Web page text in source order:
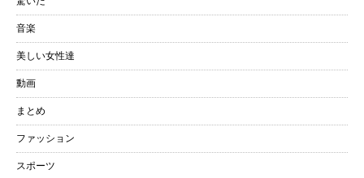
音楽
美しい女性達
動画
まとめ
ファッション
スポーツ